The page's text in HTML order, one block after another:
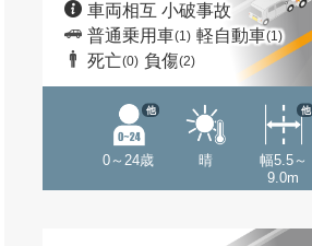
車両相互 小破事故
普通乗用車(1) 軽自動車(1)
死亡(0) 負傷(2)
0～24歳
他
晴
幅5.5～
9.0m
他